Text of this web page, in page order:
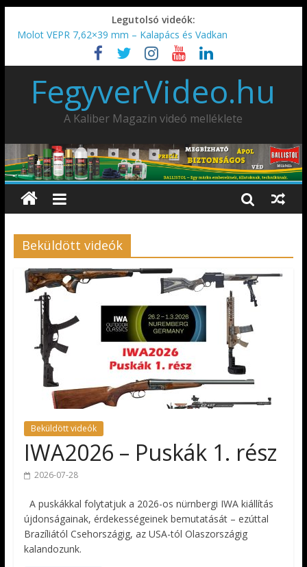
Legutolsó videók:
Molot VEPR 7,62×39 mm – Kalapács és Vadkan
IDÉN IS INDUL: Fegyvertervező- és gyártó szakmérnöki,
illetve szakspecialista képzés!!!
IWA2026 – Puskák 1. rész
Ardesa Patriot “FAPADOS” .45 elöltöltő perkussziós pisztoly
AMD-65 oktató METSZET
FegyverVideo.hu
A Kaliber Magazin videó melléklete
Beküldött videók
Beküldött videók
IWA2026 – Puskák 1. rész
2026-07-28
A puskákkal folytatjuk a 2026-os nürnbergi IWA kiállítás
újdonságainak, érdekességeinek bemutatását – ezúttal
Brazíliától Csehországig, az USA-tól Olaszországig
kalandozunk.